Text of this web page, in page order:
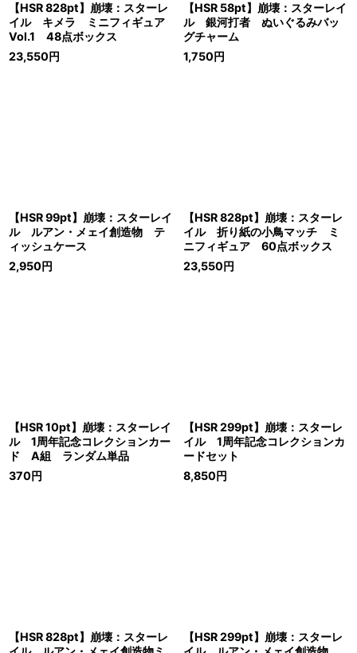
【HSR 828pt】崩壊：スターレ
イル キメラ ミニフィギュア
Vol.1 48点ボックス
23,550円
【HSR 58pt】崩壊：スターレイ
ル 銀河打者 ぬいぐるみバッ
グチャーム
1,750円
【HSR 99pt】崩壊：スターレイ
ル ルアン・メェイ創造物 テ
ィッシュケース
2,950円
【HSR 828pt】崩壊：スターレ
イル 折り紙の小鳥マッチ ミ
ニフィギュア 60点ボックス
23,550円
【HSR 10pt】崩壊：スターレイ
ル 1周年記念コレクションカー
ド A組 ランダム単品
370円
【HSR 299pt】崩壊：スターレ
イル 1周年記念コレクションカ
ードセット
8,850円
【HSR 828pt】崩壊：スターレ
【HSR 299pt】崩壊：スターレ